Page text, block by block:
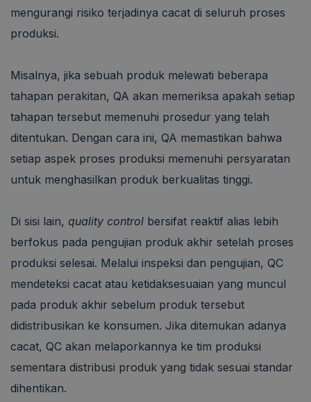
mengurangi risiko terjadinya cacat di seluruh proses
produksi.
Misalnya, jika sebuah produk melewati beberapa
tahapan perakitan, QA akan memeriksa apakah setiap
tahapan tersebut memenuhi prosedur yang telah
ditentukan. Dengan cara ini, QA memastikan bahwa
setiap aspek proses produksi memenuhi persyaratan
untuk menghasilkan produk berkualitas tinggi.
Di sisi lain, quality control bersifat reaktif alias lebih
berfokus pada pengujian produk akhir setelah proses
produksi selesai. Melalui inspeksi dan pengujian, QC
mendeteksi cacat atau ketidaksesuaian yang muncul
pada produk akhir sebelum produk tersebut
didistribusikan ke konsumen. Jika ditemukan adanya
cacat, QC akan melaporkannya ke tim produksi
sementara distribusi produk yang tidak sesuai standar
dihentikan.